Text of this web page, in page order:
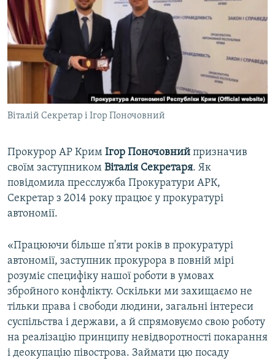
СПЕЦПРОЕКТИ
ДЕПОРТАЦІЯ
ВІДЕОУРОКИ «ELIFBE»
СВІДЧЕННЯ ОКУПАЦІЇ
УКРАЇНСЬКА ПРОБЛЕМА КРИМУ
ІНФОГРАФІКА
ЯК ОБІЙТИ БЛОКУВАННЯ
Русский
Qırımtatar
ДОЛУЧАЙСЯ!
Усі сайти RFE/RL
Віталій Секретар і Ігор Поночовний
Прокурор АР Крим Ігор Поночовний призначив
своїм заступником Віталія Секретаря. Як
повідомила пресслужба Прокуратури АРК,
Секретар з 2014 року працює у прокуратурі
автономії.
«Працюючи більше п'яти років в прокуратурі
автономії, заступник прокурора в повній мірі
розуміє специфіку нашої роботи в умовах
збройного конфлікту. Оскільки ми захищаємо не
тільки права і свободи людини, загальні інтереси
суспільства і держави, а й спрямовуємо свою роботу
на реалізацію принципу невідворотності покарання
і деокупацію півострова. Займати цю посаду